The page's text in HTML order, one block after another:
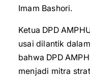
Imam Bashori.
Ketua DPD
usai dilantik
bahwa DPD
menjadi mitra